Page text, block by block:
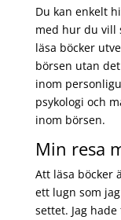
Du kan enkelt
med hur du vill
läsa böcker
börsen utan
inom
psykologi och
inom börsen.
Min resa
Att läsa böcker
ett lugn som
settet. Jag